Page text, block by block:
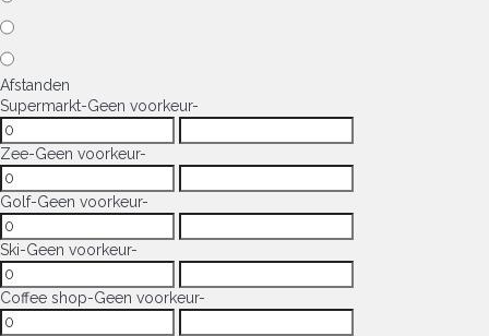
Afstanden
Supermarkt-Geen voorkeur-
Zee-Geen voorkeur-
Golf-Geen voorkeur-
Ski-Geen voorkeur-
Coffee shop-Geen voorkeur-